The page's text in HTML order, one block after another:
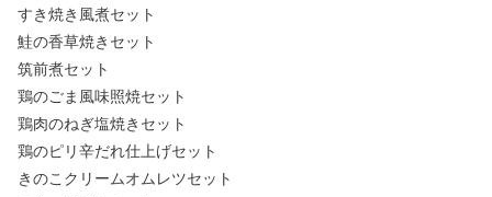
すき焼き風煮セット
鮭の香草焼きセット
筑前煮セット
鶏のごま風味照焼セット
鶏肉のねぎ塩焼きセット
鶏のピリ辛だれ仕上げセット
きのこクリームオムレツセット